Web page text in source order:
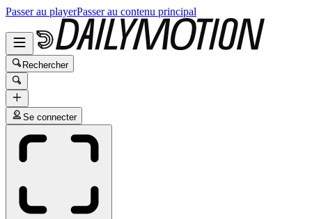
Passer au playerPasser au contenu principal
Rechercher
Se connecter